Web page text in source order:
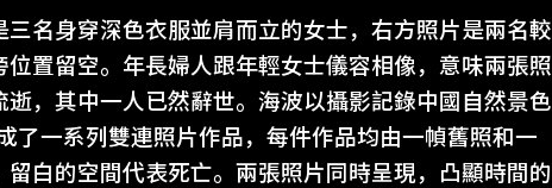
名身穿深色衣服並肩而立的女士，右方照片是兩名較
置留空。年長婦人跟年輕女士儀容相像，意味兩張照
，其中一人已然辭世。海波以攝影記錄中國自然景色
了一系列雙連照片作品，每件作品均由一幀舊照和一
白的空間代表死亡。兩張照片同時呈現，凸顯時間的